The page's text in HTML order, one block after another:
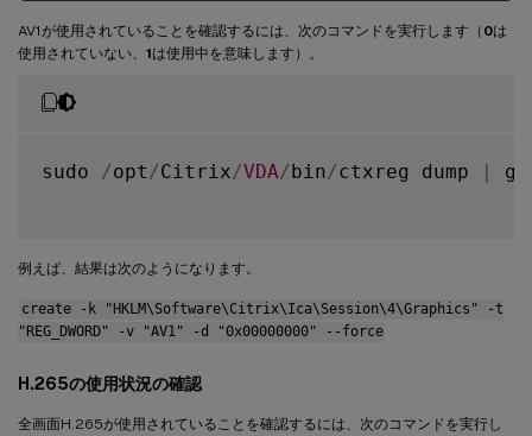
AV1が使用されていることを確認するには、次のコマンドを実行します（ 0は
使用されていない、 1は使用中を意味します）。
sudo /opt /Citrix/VDA/bin/ctxreg dump |
例えば、結果は次のようになります。
create -k "HKLM\Software\Citrix\Ica\Session\4\Graphics" -t
"REG_DWORD" -v "AV1" -d "0x00000000" --force
H.265の使用状況の確認
全画面H.265が使用されていることを確認するには、次のコマンドを実行し